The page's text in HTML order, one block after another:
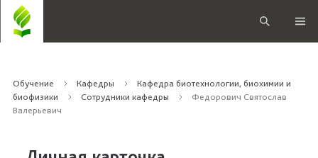
Обучение Кафедры
Кафедра биотехнологии, биохимии и
биофизики
Сотрудники кафедры
Федорович Святослав
Валерьевич